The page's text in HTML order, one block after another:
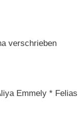
verschrieben
Emmely * Felias